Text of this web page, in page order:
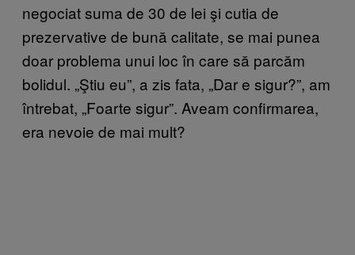
negociat suma de 30 de lei şi cutia de
prezervative de bună calitate, se mai punea
doar problema unui loc în care să parcăm
bolidul. „Ştiu eu”, a zis fata, „Dar e sigur?”, am
întrebat, „Foarte sigur”. Aveam confirmarea,
era nevoie de mai mult?